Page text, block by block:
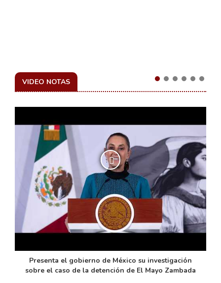
VIDEO NOTAS
Presenta el gobierno de México su investigación
sobre el caso de la detención de El Mayo Zambada